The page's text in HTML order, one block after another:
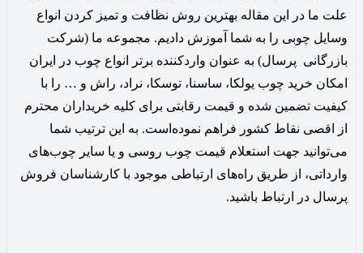
علت ما در این مقاله بهترین روش نظافت و تمیز کردن انواع
وسایل چوبی را به شما آموزش دادیم. مجموعه ما (شرکت
بازرگانی پرسال) به عنوان واردکننده برتر انواع چوب در ایران
امکان خرید چوب یولکا، ساسنا، توسکا، نراد، راش و … را با
کیفیت تضمین شده و قیمت رقابتی برای کلیه خریداران محترم
از اقصی نقاط کشور فراهم نموده‌است. به این ترتیب شما
می‌توانید جهت استعلام قیمت چوب روسی و یا سایر چوب‌های
وارداتی، از طریق راه‌های ارتباطی موجود با کارشناسان فروش
پرسال در ارتباط باشید.